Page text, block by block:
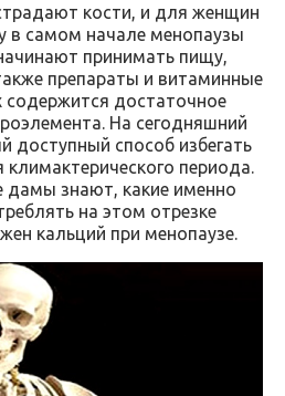
кости, и для женщин
в самом начале менопаузы
принимать пищу,
препараты и витаминные
достаточное
На сегодняшний
доступный способ избегать
периода.
дамы знают, какие именно
на этом отрезке
кальций при менопаузе.